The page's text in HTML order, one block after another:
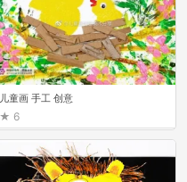
儿童画 手工 创意
6